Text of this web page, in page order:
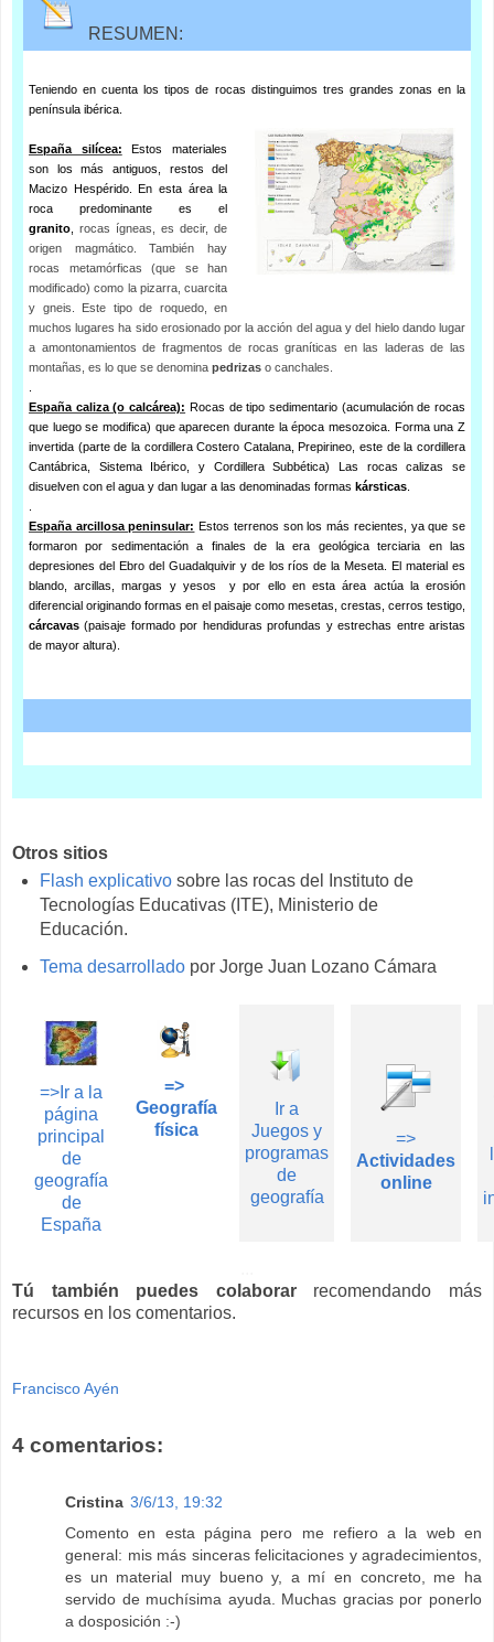
RESUMEN:
Teniendo en cuenta los tipos de rocas distinguimos tres grandes zonas en la
península ibérica.
España silícea: Estos materiales
son los más antiguos, restos del
Macizo Hespérido. En esta área la
roca predominante es el
granito ,rocas ígneas, es decir, de
origen magmático. También hay
rocas metamórficas (que se han
modificado) como la pizarra, cuarcita
y gneis. Este tipo de roquedo, en
muchos lugares ha sido erosionado por la acción del agua y del hielo dando lugar
a amontonamientos de fragmentos de rocas graníticas en las laderas de las
montañas, es lo que se denomina pedrizas o canchales.
España caliza (o calcárea): Rocas de tipo sedimentario (acumulación de rocas
que luego se modifica) que aparecen durante la época mesozoica. Forma una Z
invertida (parte de la cordillera Costero Catalana, Prepirineo, este de la cordillera
Cantábrica, Sistema Ibérico, y Cordillera Subbética) Las rocas calizas se
disuelven con el agua y dan lugar a las denominadas formas kársticas
España arcillosa peninsular: Estos terrenos son los más recientes, ya que se
formaron por sedimentación a finales de la era geológica terciaria en las
depresiones del Ebro del Guadalquivir y de los ríos de la Meseta. El material es
blando, arcillas, margas y yesos y por ello en esta área actúa la erosión
diferencial originando formas en el paisaje como mesetas, crestas, cerros testigo,
cárcavas(paisaje formado por hendiduras profundas y estrechas entre aristas
de mayor altura).
Otros sitios
Flash explicativo sobre las rocas del Instituto de
Tecnologías Educativas (ITE), Ministerio de
Educación.
Tema desarrolladopor Jorge Juan Lozano Cámara
=>Ir a la
página
principal
de
geografía
de
España
=>
Geografía
física
Ir a
Juegos y
programas
de
geografía
=>
Actividades
online
Tú también puedes colaborar recomendando más
recursos en los comentarios.
Francisco Ayén
4 comentarios:
Cristina 3/6/13, 19:32
Comento en esta página pero me refiero a la web en
general: mis más sinceras felicitaciones y agradecimientos,
es un material muy bueno y, a mí en concreto, me ha
servido de muchísima ayuda. Muchas gracias por ponerlo
a dosposición :-)